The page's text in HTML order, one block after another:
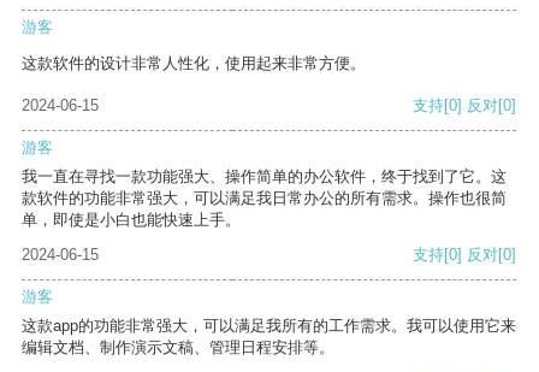
游客
这款软件的设计非常人性化，使用起来非常方便。
2024-06-15 支持[0] 反对[0]
游客
我一直在寻找一款功能强大、操作简单的办公软件，终于找到了它。这
款软件的功能非常强大，可以满足我日常办公的所有需求。操作也很简
单，即使是小白也能快速上手。
2024-06-15
支持[0] 反对[0]
游客
这款app的功能非常强大，可以满足我所有的工作需求。我可以使用它来
编辑文档、制作演示文稿、管理日程安排等。